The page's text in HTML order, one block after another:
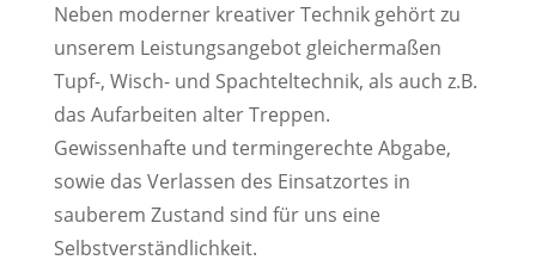
Neben moderner kreativer Technik gehört zu
unserem Leistungsangebot gleichermaßen
Tupf-, Wisch- und Spachteltechnik, als auch z.B.
das Aufarbeiten alter Treppen.
Gewissenhafte und termingerechte Abgabe,
sowie das Verlassen des Einsatzortes in
sauberem Zustand sind für uns eine
Selbstverständlichkeit.